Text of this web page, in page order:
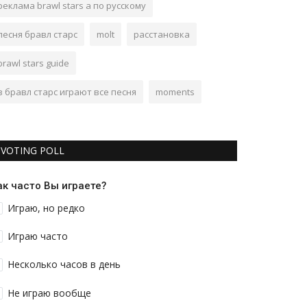
brawl stars а по русскому
бравл старс molt расстановка
stars guide
бравл старс играют все песня moments
VOTING POLL
часто Вы играете?
Играю, но редко
Играю часто
Несколько часов в день
Не играю вообще